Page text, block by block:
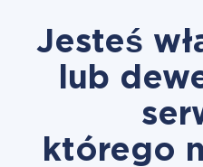
Jesteś
lub
którego